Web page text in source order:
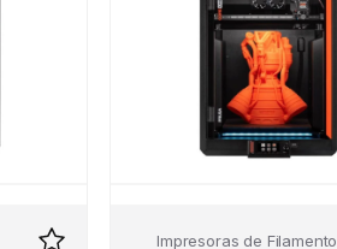
Impresoras de Filamento